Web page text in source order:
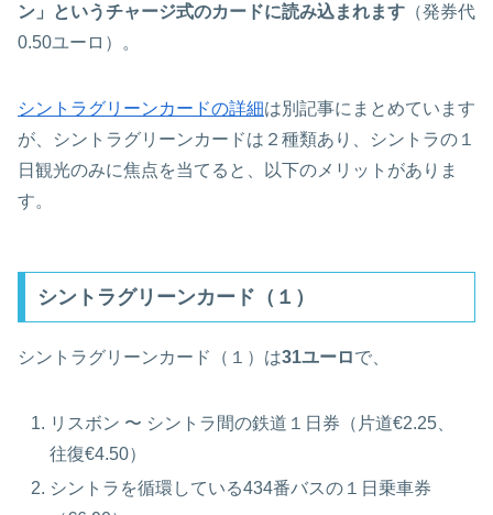
ン」というチャージ式のカードに読み込まれます （発券代
0.50ユーロ）。
シントラグリーンカードの詳細は別記事にまとめています
が、シントラグリーンカードは２種類あり、シントラの１
日観光のみに焦点を当てると、以下のメリットがありま
す。
シントラグリーンカード（１）
シントラグリーンカード（１）は31ユーロで、
リスボン 〜 シントラ間の鉄道１日券（片道€2.25、
往復€4.50）
シントラを循環している434番バスの１日乗車券